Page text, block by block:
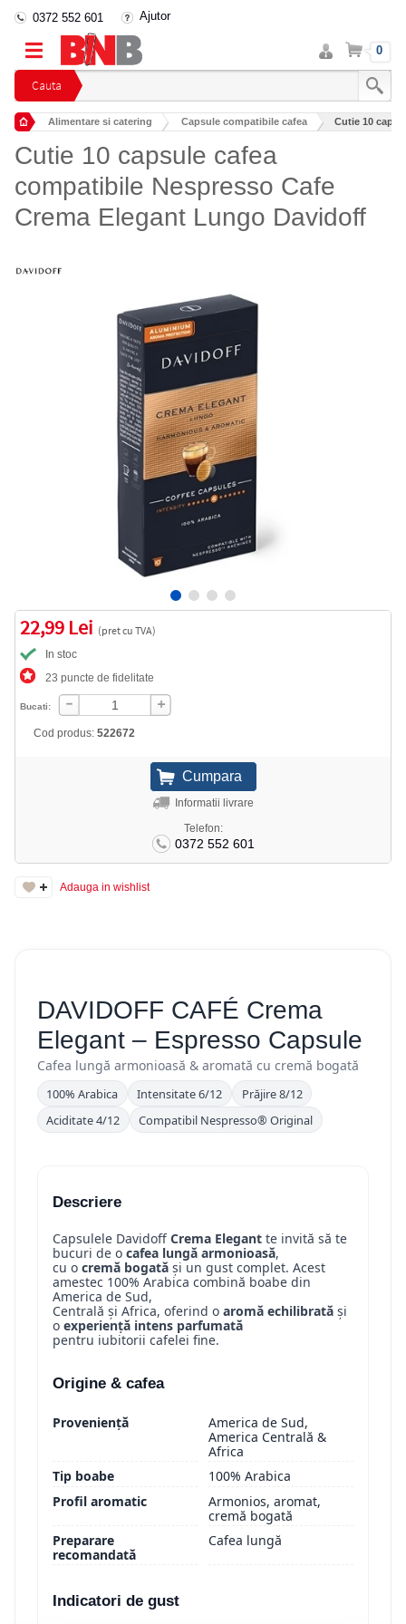
Cauta
0372 552 601 Ajutor
Intra
in
cont
Cos 0
Alimentare si catering Capsule compatibile cafea Cutie 10
Cutie 10 capsule cafea
compatibile Nespresso Cafe
Crema Elegant Lungo Davidoff
22,99 Lei (pret cu TVA)
In stoc
23 puncte de fidelitate
Bucati:
Cod produs: 522672
Informatii livrare
Telefon:
0372 552 601
Adauga in wishlist
DAVIDOFF CAFÉ Crema
Elegant – Espresso Capsule
Cafea lungă armonioasă & aromată cu cremă bogată
100% Arabica Intensitate 6/12
Prăjire 8/12
Aciditate 4/12
Compatibil Nespresso® Original
Descriere
Capsulele Davidoff Crema Elegantte invită să te
bucuri de o cafea lungă armonioasă,
cu o cremă bogatăși un gust complet. Acest
amestec 100% Arabica combină boabe din
America de Sud,
Centrală și Africa, oferind o aromă echilibratăși
o experiență intens parfumată
pentru iubitorii cafelei fine.
Origine & cafea
Proveniență
America de Sud,
America Centrală &
Africa
Tip boabe
100% Arabica
Profil aromatic
Armonios, aromat,
cremă bogată
Preparare
recomandată
Cafea lungă
Indicatori de gust